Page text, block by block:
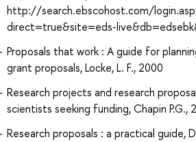
http://search.ebscohost.com/
direct=true&site=eds-
Proposals that work : A guide for
grant proposals, Locke, L. F., 2000
Research projects and research
scientists seeking funding, Chapin P.G.,
Research proposals : a practical guide,